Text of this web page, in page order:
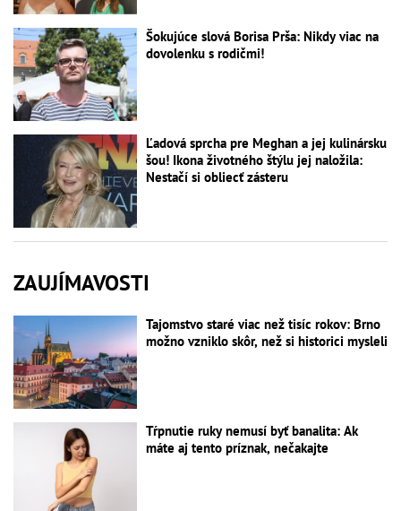
Šokujúce slová Borisa Prša: Nikdy viac na
dovolenku s rodičmi!
Ľadová sprcha pre Meghan a jej kulinársku
šou! Ikona životného štýlu jej naložila:
Nestačí si obliecť zásteru
ZAUJÍMAVOSTI
Tajomstvo staré viac než tisíc rokov: Brno
možno vzniklo skôr, než si historici mysleli
Tŕpnutie ruky nemusí byť banalita: Ak
máte aj tento príznak, nečakajte